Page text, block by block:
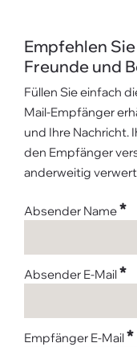
Empfehlen
Freunde und
Füllen Sie einfach
Mail-Empfänger
und Ihre Nachricht.
den Empfänger
anderweitig
Absender Name*
Absender E-Mail*
Empfänger E-Mail*